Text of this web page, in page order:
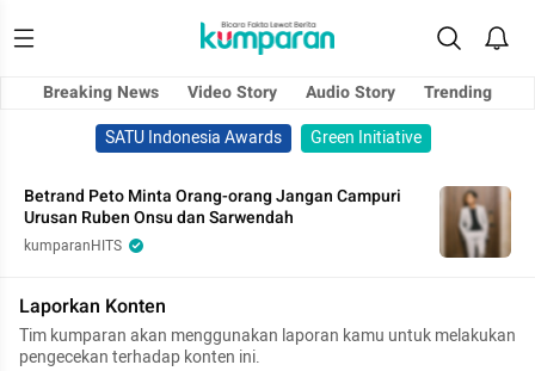
Breaking News Video Story Audio Story
Trending
SATU Indonesia Awards
Green Initiative
Betrand Peto Minta Orang-orang Jangan Campuri
Urusan Ruben Onsu dan Sarwendah
kumparanHITS
Laporkan Konten
Tim kumparan akan menggunakan laporan kamu untuk melakukan
pengecekan terhadap konten ini.